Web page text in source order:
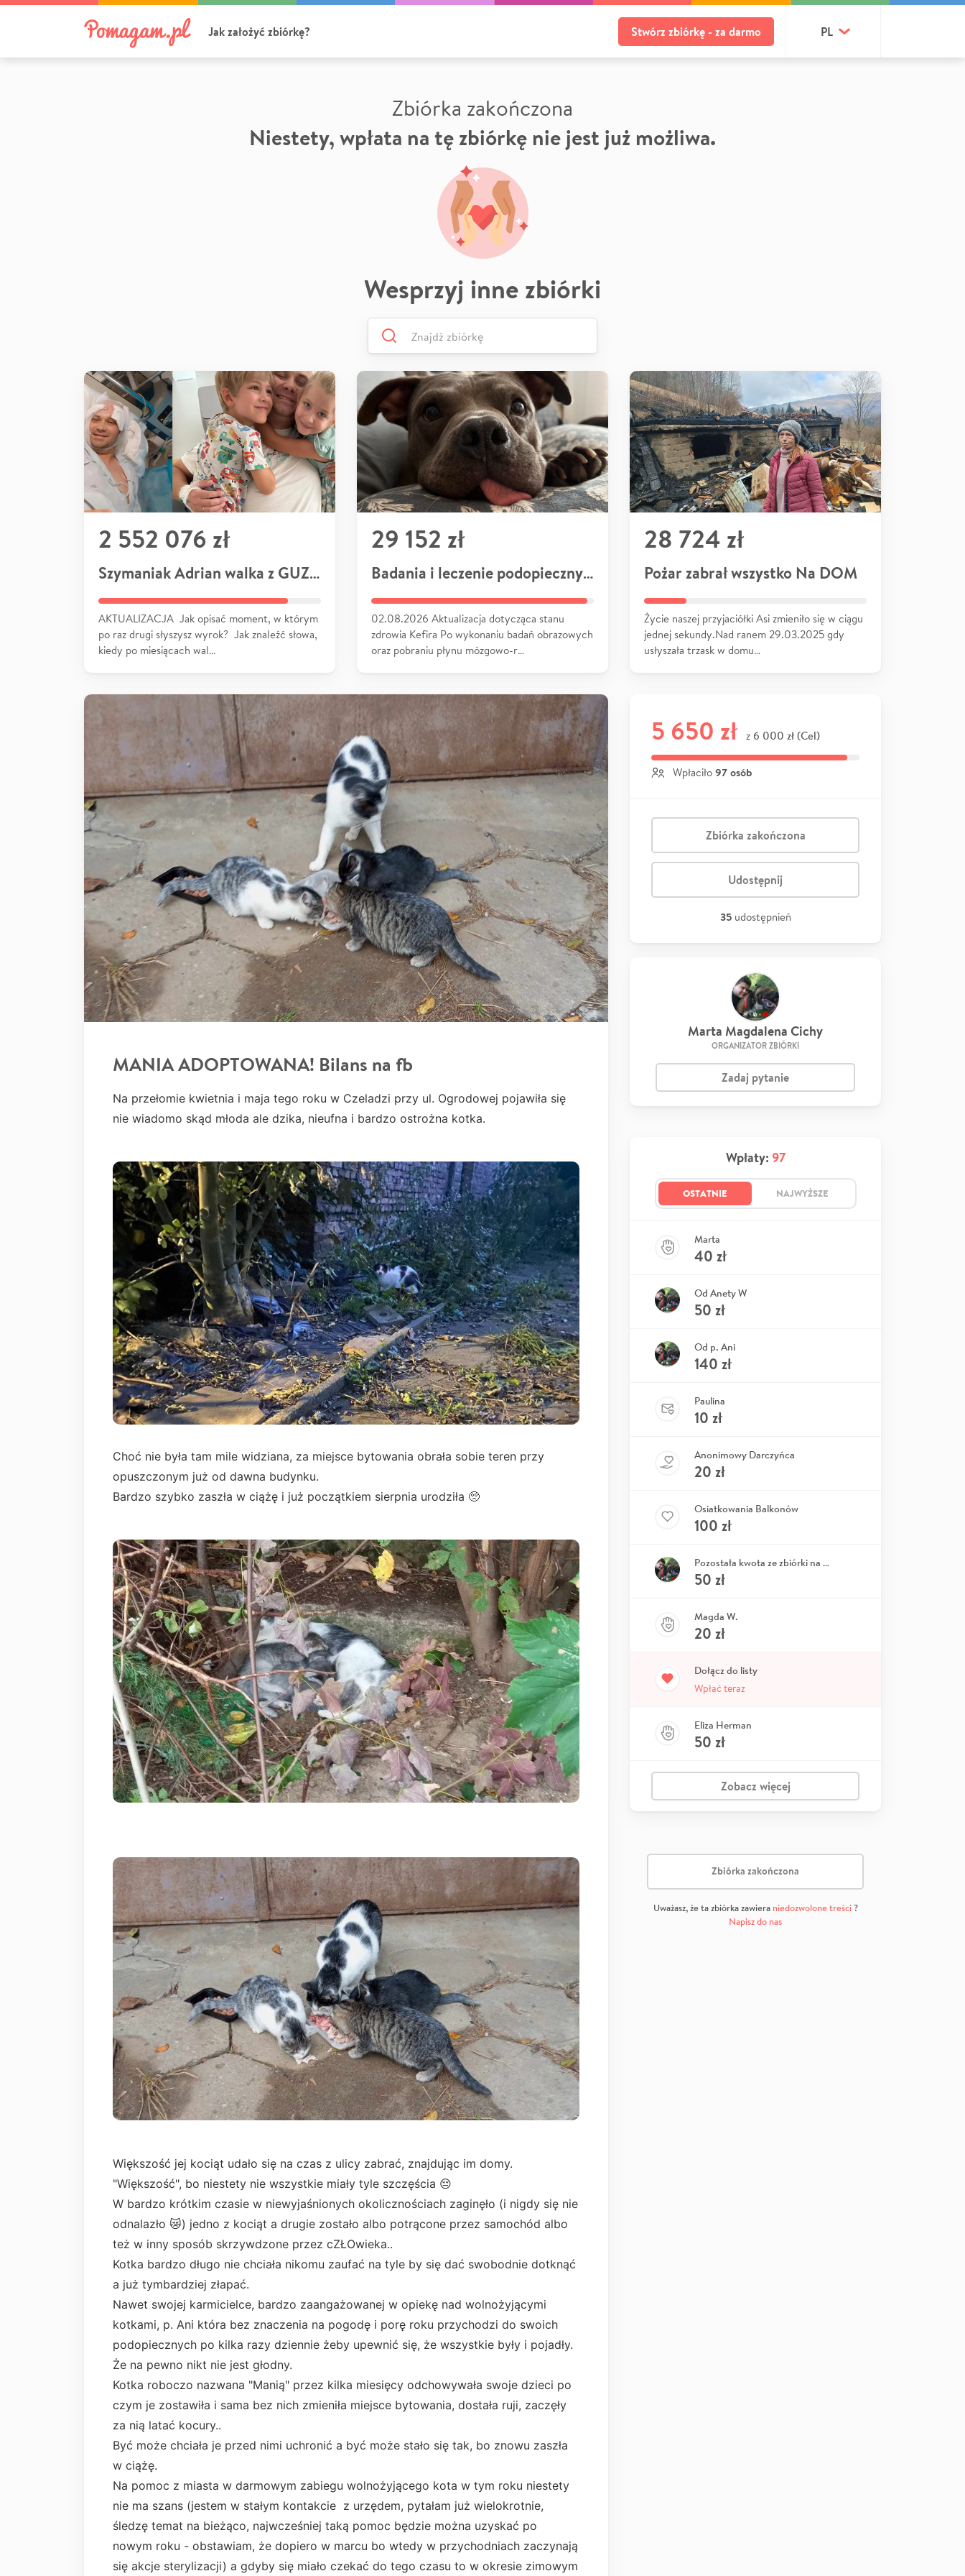
Jak założyć zbiórkę? Stwórz zbiórkę - za darmo PL
Zbiórka zakończona
Niestety, wpłata na tę zbiórkę nie jest już możliwa.
Wesprzyj inne zbiórki
2 552 076 zł
Szymaniak Adrian walka z GUZEM
AKTUALIZACJA Jak opisać moment, w którym
po raz drugi słyszysz wyrok? Jak znaleźć słowa,
kiedy po miesiącach wal…
29 152 zł
Badania i leczenie podopiecznych
02.08.2026 Aktualizacja dotycząca stanu
zdrowia Kefira Po wykonaniu badań obrazowych
oraz pobraniu płynu mózgowo-r…
28 724 zł
Pożar zabrał wszystko Na DOM
Życie naszej przyjaciółki Asi zmieniło się w ciągu
jednej sekundy.Nad ranem 29.03.2025 gdy
usłyszała trzask w domu…
MANIA ADOPTOWANA! Bilans na fb
Na przełomie kwietnia i maja tego roku w Czeladzi przy ul. Ogrodowej pojawiła się
nie wiadomo skąd młoda ale dzika, nieufna i bardzo ostrożna kotka.
Choć nie była tam mile widziana, za miejsce bytowania obrała sobie teren przy
opuszczonym już od dawna budynku.
Bardzo szybko zaszła w ciążę i już początkiem sierpnia urodziła 🥺
Większość jej kociąt udało się na czas z ulicy zabrać, znajdując im domy.
"Większość", bo niestety nie wszystkie miały tyle szczęścia 😔
W bardzo krótkim czasie w niewyjaśnionych okolicznościach zaginęło (i nigdy się nie
odnalazło 😿) jedno z kociąt a drugie zostało albo potrącone przez samochód albo
też w inny sposób skrzywdzone przez cZŁOwieka..
Kotka bardzo długo nie chciała nikomu zaufać na tyle by się dać swobodnie dotknąć
a już tymbardziej złapać.
Nawet swojej karmicielce, bardzo zaangażowanej w opiekę nad wolnożyjącymi
kotkami, p. Ani która bez znaczenia na pogodę i porę roku przychodzi do swoich
podopiecznych po kilka razy dziennie żeby upewnić się, że wszystkie były i pojadły.
Że na pewno nikt nie jest głodny.
Kotka roboczo nazwana "Manią" przez kilka miesięcy odchowywała swoje dzieci po
czym je zostawiła i sama bez nich zmieniła miejsce bytowania, dostała ruji, zaczęły
za nią latać kocury..
Być może chciała je przed nimi uchronić a być może stało się tak, bo znowu zaszła
w ciążę.
Na pomoc z miasta w darmowym zabiegu wolnożyjącego kota w tym roku niestety
nie ma szans (jestem w stałym kontakcie z urzędem, pytałam już wielokrotnie,
śledzę temat na bieżąco, najwcześniej taką pomoc będzie można uzyskać po
nowym roku - obstawiam, że dopiero w marcu bo wtedy w przychodniach zaczynają
się akcje sterylizacji) a gdyby się miało czekać do tego czasu to w okresie zimowym
5 650 zł z 6 000 zł (Cel)
Wpłaciło 97 osób
Zbiórka zakończona
Udostępnij
35 udostępnień
Marta Magdalena Cichy
ORGANIZATOR ZBIÓRKI
Zadaj pytanie
Wpłaty: 97
OSTATNIE NAJWYŻSZE
Marta
40 zł
Od Anety W
50 zł
Od p. Ani
140 zł
Paulina
10 zł
Anonimowy Darczyńca
20 zł
Osiatkowania Balkonów
100 zł
Pozostała kwota ze zbiórki na osiatkowanie okna w DT Manii
50 zł
Magda W.
20 zł
Dołącz do listy
Wpłać teraz
Eliza Herman
50 zł
Zobacz więcej
Zbiórka zakończona
Uważasz, że ta zbiórka zawiera niedozwolone treści?
Napisz do nas